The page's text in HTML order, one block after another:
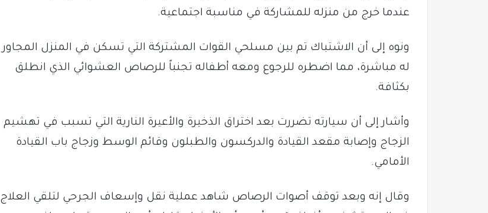
عندما خرج من منزله للمشاركة في مناسبة اجتماعية.
ونوه إلى أن الاشتباك تم بين مسلحي القوات المشتركة التي تسكن في المنزل المجاور
له مباشرة، مما اضطره للرجوع ومعه أطفاله تجنباً للرصاص العشوائي الذي انطلق
بكثافة.
وأشار إلى أن سيارته تضررت بعد اختراق الذخيرة والأعيرة النارية التي تسبب في تهشيم
الزجاج وإصابة مقعد القيادة والدركسون والطبلون وقائم الوسط وزجاج باب القيادة
الأمامي.
وقال إنه وبعد توقف أصوات الرصاص شاهد عملية نقل وإسعاف الجرحي لتلقي العلاج